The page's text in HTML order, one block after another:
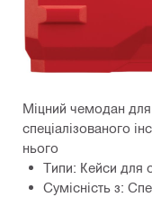
Міцний чемодан для
спеціалізованого
нього
Типи: Кейси для
Сумісність з: